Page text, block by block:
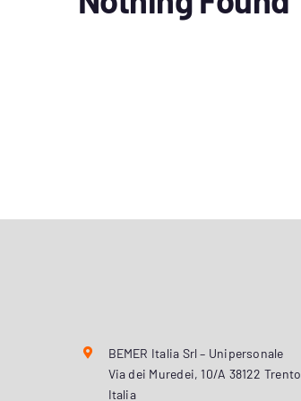
BEMER Italia Srl – Unipersonale
Via dei Muredei, 10/A 38122 Trento
Italia